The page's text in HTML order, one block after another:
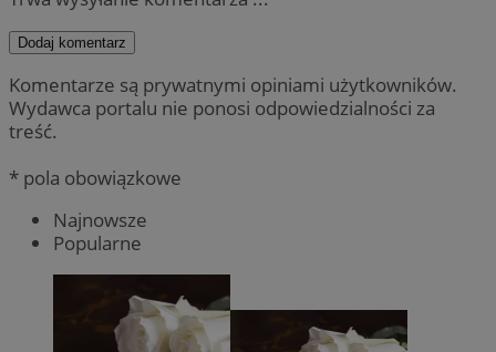
Dodaj komentarz
Komentarze są prywatnymi opiniami użytkowników.
Wydawca portalu nie ponosi odpowiedzialności za
treść.
* pola obowiązkowe
Najnowsze
Popularne